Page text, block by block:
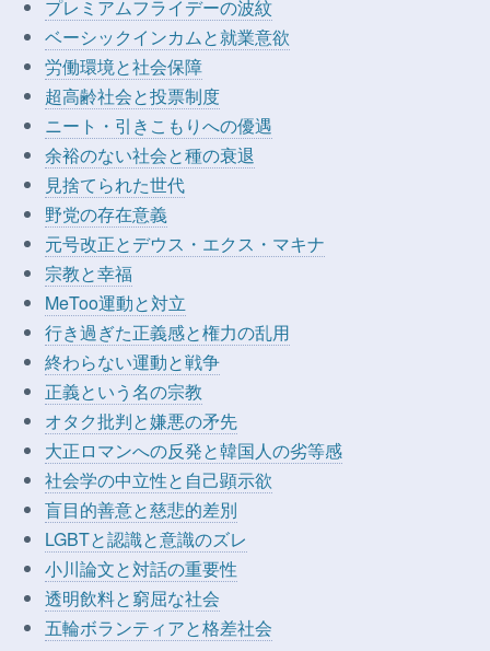
プレミアムフライデーの波紋
ベーシックインカムと就業意欲
労働環境と社会保障
超高齢社会と投票制度
ニート・引きこもりへの優遇
余裕のない社会と種の衰退
見捨てられた世代
野党の存在意義
元号改正とデウス・エクス・マキナ
宗教と幸福
MeToo運動と対立
行き過ぎた正義感と権力の乱用
終わらない運動と戦争
正義という名の宗教
オタク批判と嫌悪の矛先
大正ロマンへの反発と韓国人の劣等感
社会学の中立性と自己顕示欲
盲目的善意と慈悲的差別
LGBTと認識と意識のズレ
小川論文と対話の重要性
透明飲料と窮屈な社会
五輪ボランティアと格差社会